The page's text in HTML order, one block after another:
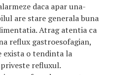
daca apar una-
are stare generala buna
Atrag atentia ca
reflux gastroesofagian,
exista o tendinta la
refluxul.